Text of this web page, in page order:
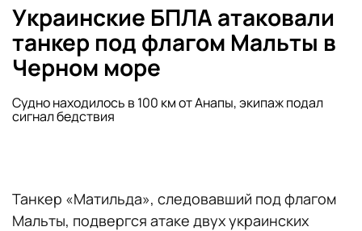
Украинские БПЛА атаковали
танкер под флагом Мальты в
Черном море
Судно находилось в 100 км от Анапы, экипаж подал
сигнал бедствия
Танкер «Матильда», следовавший под флагом
Мальты, подвергся атаке двух украинских